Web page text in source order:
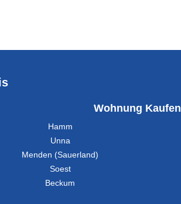
Wohnung Kaufen
Hamm
Unna
Menden (Sauerland)
Soest
Beckum